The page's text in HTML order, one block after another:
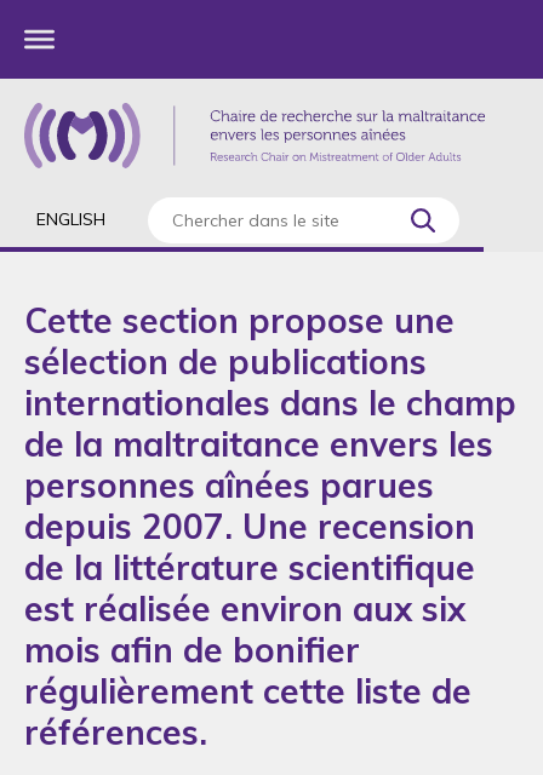
ENGLISH
Cette section propose une
sélection de publications
internationales dans le champ
de la maltraitance envers les
personnes aînées parues
depuis 2007. Une recension
de la littérature scientifique
est réalisée environ aux six
mois afin de bonifier
régulièrement cette liste de
références.